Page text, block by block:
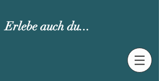
Erlebe auch du...